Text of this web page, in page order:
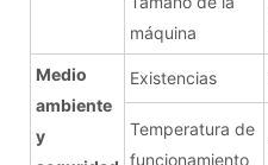
máquina
Medio
ambiente
y
Existencias
Temperatura de
funcionamiento